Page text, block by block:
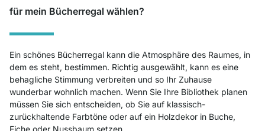
für mein Bücherregal wählen?
Ein schönes Bücherregal kann die Atmosphäre des Raumes, in
dem es steht, bestimmen. Richtig ausgewählt, kann es eine
behagliche Stimmung verbreiten und so Ihr Zuhause
wunderbar wohnlich machen. Wenn Sie Ihre Bibliothek planen
müssen Sie sich entscheiden, ob Sie auf klassisch-
zurückhaltende Farbtöne oder auf ein Holzdekor in Buche,
Eiche oder Nussbaum setzen.